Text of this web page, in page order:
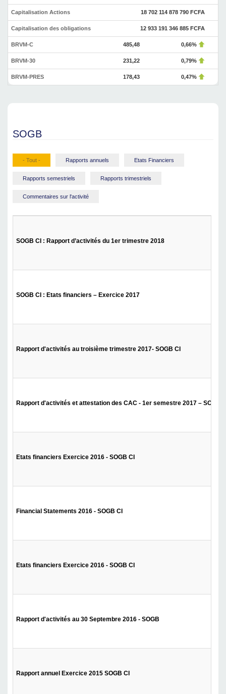
Capitalisation Actions 18 702 114 878 790 FCFA
Capitalisation des obligations 12 933 191 346 885 FCFA
BRVM-C 485,48 0,66%
BRVM-30 231,22 0,79%
BRVM-PRES 178,43 0,47%
SOGB
- Tout - Rapports annuels Etats Financiers
Rapports semestriels Rapports trimestriels
Commentaires sur l'activité
SOGB CI : Rapport d’activités du 1er trimestre 2018
SOGB CI : Etats financiers – Exercice 2017
Rapport d'activités au troisième trimestre 2017- SOGB CI
Rapport d'activités et attestation des CAC - 1er semestre 2017 – SOGB
Etats financiers Exercice 2016 - SOGB CI
Financial Statements 2016 - SOGB CI
Etats financiers Exercice 2016 - SOGB CI
Rapport d'activités au 30 Septembre 2016 - SOGB
Rapport annuel Exercice 2015 SOGB CI